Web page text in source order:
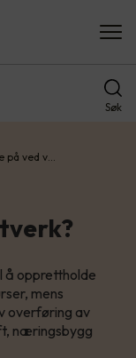
Søk
på ved v…
å opprettholde
mens
overføring av
næringsbygg